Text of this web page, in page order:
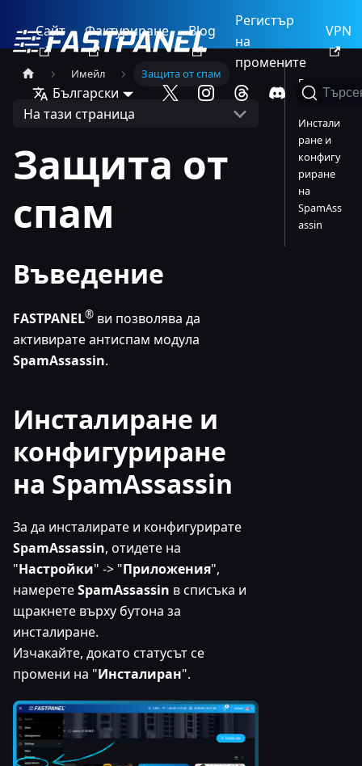
Сайт Фактуриране Blog
Регистър
на
промените
VPN
Български
Имейл Защита от спам
На тази страница
Защита от
спам
Въведение
FASTPANEL® ви позволява да
активирате антиспам модула
SpamAssassin.
Инсталиране и
конфигуриране
на SpamAssassin
За да инсталирате и конфигурирате
SpamAssassin, отидете на
"Настройки" -> "Приложения",
намеретеSpamAssassin в списъка и
щракнете върху бутона за
инсталиране.
Изчакайте, докато статусът се
промени на "Инсталиран".
Въведен
ие
Инстали
ране и
конфигу
риране
на
SpamAss
assin